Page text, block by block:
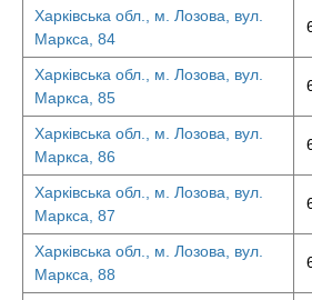
Харківська обл., м. Лозова, вул.
Маркса, 84
Харківська обл., м. Лозова, вул.
Маркса, 85
Харківська обл., м. Лозова, вул.
Маркса, 86
Харківська обл., м. Лозова, вул.
Маркса, 87
Харківська обл., м. Лозова, вул.
Маркса, 88